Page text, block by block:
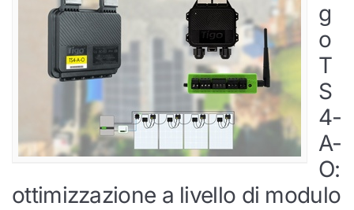
g
o
T
S
4-
A-
O:
ottimizzazione a livello di modulo